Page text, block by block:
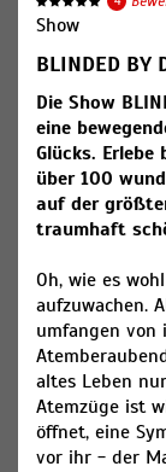
Show
BLINDED BY
Die Show
eine
Glücks.
über 100
auf der
traumhaft
Oh, wie es
aufzuwachen.
umfangen von
altes Leben
Atemzüge ist
öffnet, eine
vor ihr - der